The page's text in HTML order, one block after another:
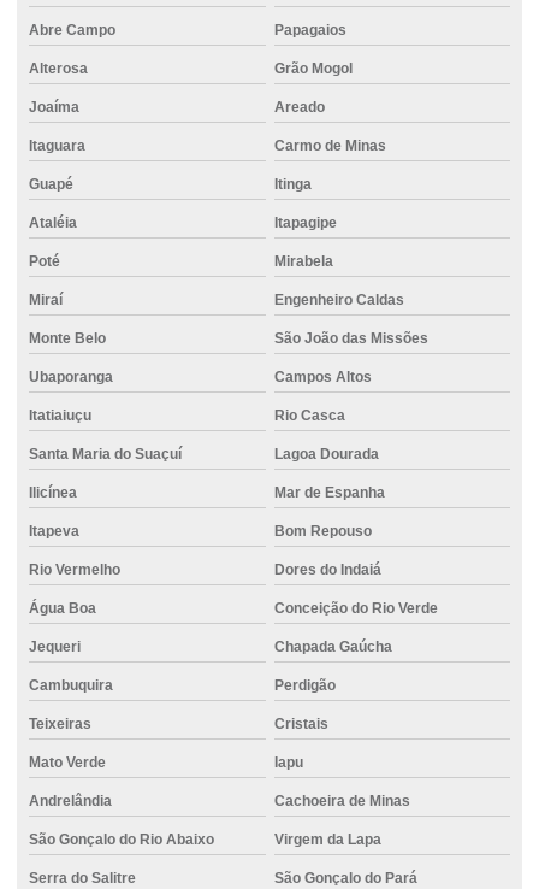
Empresas de fundações
Empresas de fundações especiais
Empresas de projeto de fundações
Estaca de concreto para fundação
Estaca escavada com água
Estaca escavada com bentonita
Estaca escavada de concreto
Estaca escavada perfuratriz
Estaca escavada rotativa
Estaca escavada a seco
Estaca escavada trado
Estaca escavada com trado helicoidal
Estaca escavada com trado mecânico
Estaca escavada trator
Estaca hélice contínua
Estaca tipo hélice contínua monitorada
Estacas para fundações
Abre Campo Papagaios
Alterosa Grão Mogol
Joaíma Areado
Itaguara Carmo de Minas
Guapé Itinga
Ataléia Itapagipe
Poté Mirabela
Miraí Engenheiro Caldas
Monte Belo São João das Missões
Ubaporanga Campos Altos
Itatiaiuçu Rio Casca
Santa Maria do Suaçuí Lagoa Dourada
Ilicínea Mar de Espanha
Itapeva Bom Repouso
Rio Vermelho Dores do Indaiá
Água Boa Conceição do Rio Verde
Jequeri Chapada Gaúcha
Cambuquira Perdigão
Teixeiras Cristais
Mato Verde Iapu
Andrelândia Cachoeira de Minas
São Gonçalo do Rio Abaixo Virgem da Lapa
Serra do Salitre São Gonçalo do Pará